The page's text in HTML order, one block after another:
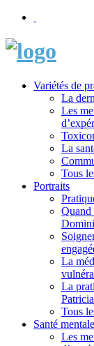
Variétés de
La
Les
La
Tous
Portraits
Quand
La
La
Tous
Santé mentale
Les